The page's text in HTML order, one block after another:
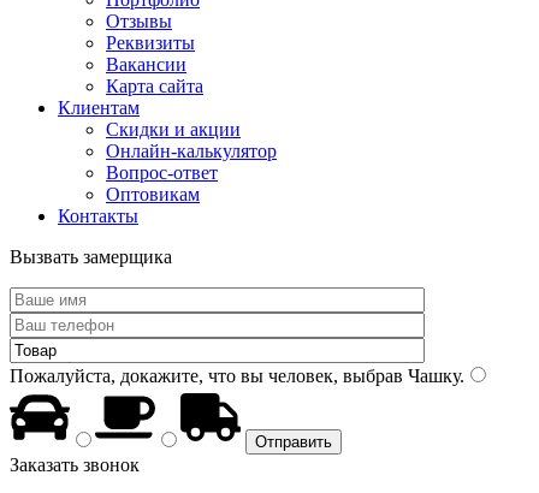
Отзывы
Реквизиты
Вакансии
Карта сайта
Клиентам
Скидки и акции
Онлайн-калькулятор
Вопрос-ответ
Оптовикам
Контакты
Вызвать замерщика
Пожалуйста, докажите, что вы человек, выбрав Чашку.
Заказать звонок